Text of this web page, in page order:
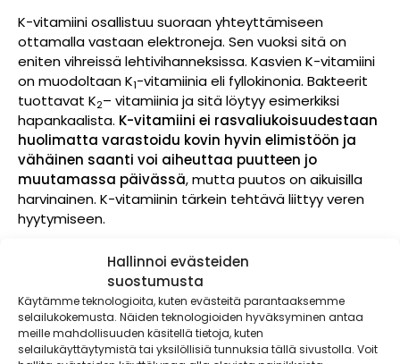
Hallinnoi evästeiden
suostumusta
Käytämme teknologioita, kuten evästeitä parantaaksemme
selailukokemusta. Näiden teknologioiden hyväksyminen antaa
meille mahdollisuuden käsitellä tietoja, kuten
selailukäyttäytymistä tai yksilöllisiä tunnuksia tällä sivustolla. Voit
K-vitamiini osallistuu suoraan yhteyttämiseen
ottamalla vastaan elektroneja. Sen vuoksi sitä on
eniten vihreissä lehtivihanneksissa. Kasvien K-vitamiini
on muodoltaan K1-vitamiinia eli fyllokinonia. Bakteerit
tuottavat K2– vitamiinia ja sitä löytyy esimerkiksi
hapankaalista. K-vitamiini ei rasvaliukoisuudestaan
huolimatta varastoidu kovin hyvin elimistöön ja
vähäinen saanti voi aiheuttaa puutteen jo
muutamassa päivässä, mutta puutos on aikuisilla
harvinainen. K-vitamiinin tärkein tehtävä liittyy veren
hyytymiseen.
Kasvikset sisältävät vitamiinien lisäksi muutakin
Kasvikset sisältävät vitamiinien lisäksi lukuisia erilaisia
yhdisteitä ja esimerkiksi kuitua, jotka edistävät
terveyttä.Lautaselle kannattaa valita paljon